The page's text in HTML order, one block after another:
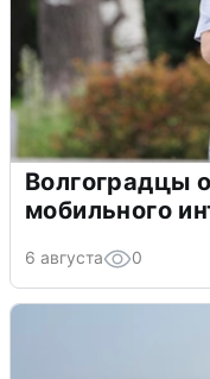
Волгоградцы
мобильного
6 августа 0